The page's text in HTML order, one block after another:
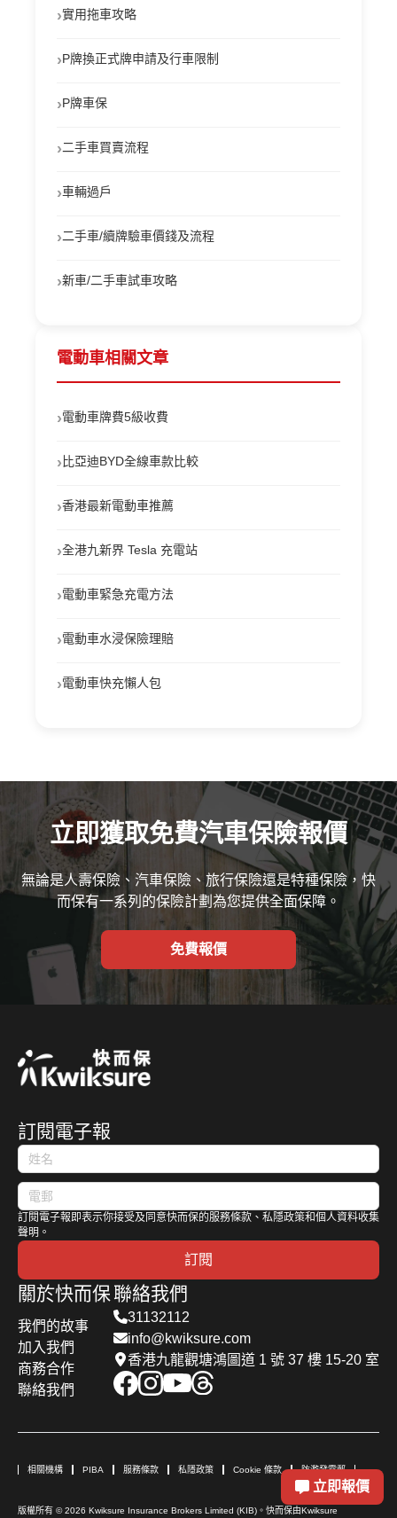
›實用拖車攻略
›P牌換正式牌申請及行車限制
›P牌車保
›二手車買賣流程
›車輛過戶
›二手車/續牌驗車價錢及流程
›新車/二手車試車攻略
電動車相關文章
›電動車牌費5級收費
› 比亞迪BYD全線車款比較
›香港最新電動車推薦
›全港九新界 Tesla 充電站
›電動車緊急充電方法
›電動車水浸保險理賠
›電動車快充懶人包
立即獲取免費汽車保險報價
無論是人壽保險、汽車保險、旅行保險還是特種保險，快
而保有一系列的保險計劃為您提供全面保障。
免費報價
訂閱電子報
訂閱電子報即表示你接受及同意快而保的服務條款、私隱政策和個人資料收集
聲明。
訂閱
關於快而保
我們的故事
加入我們
商務合作
聯絡我們
聯絡我們
31132112
info@kwiksure.com
香港九龍觀塘鴻圖道 1 號 37 樓 15-20 室
相關機構 PIBA 服務條款 私隱政策 Cookie 條款 防濫發電郵
版權所有 © 2026 Kwiksure Insurance Brokers Limited (KIB)。快而保由Kwiksure
立即報價